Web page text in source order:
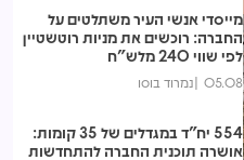
מייסדי אנשי העיר משתלטים על
החברה: רוכשים את מניות רוטשטיין
לפי שווי 240 מלש"ח
05.08 נמרוד בוסו
554 יח"ד במגדלים של 35 קומות:
אושרה תוכנית החברה להתחדשות